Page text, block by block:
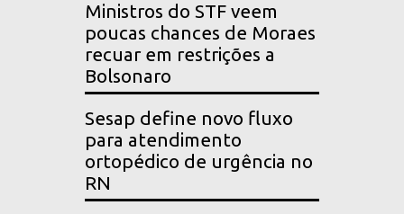
Ministros do STF veem
poucas chances de Moraes
recuar em restrições a
Bolsonaro
Sesap define novo fluxo
para atendimento
ortopédico de urgência no
RN